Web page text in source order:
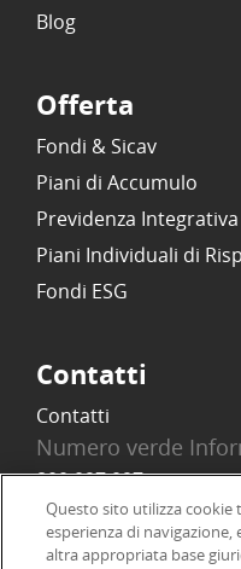
Blog
Offerta
Fondi & Sicav
Piani di Accumulo
Previdenza Integrativa
Piani Individuali di
Fondi ESG
Contatti
Contatti
Numero verde
800 097 097
Email
info@onlinesim.it
Questo sito utilizza
esperienza di navigazione,
altra appropriata base